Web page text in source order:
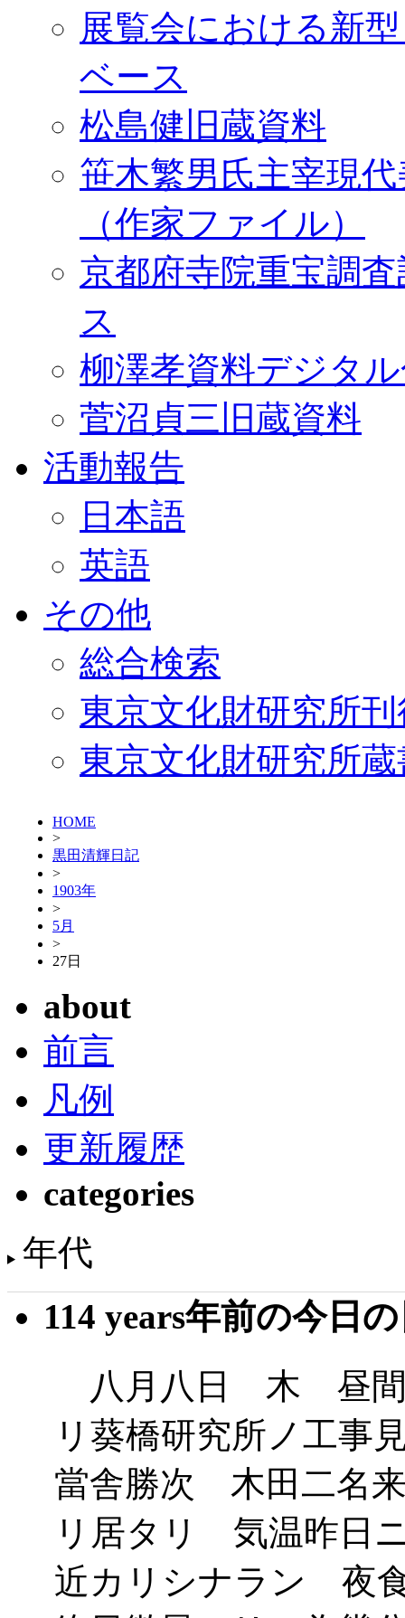
展覧会における新
ベース
松島健旧蔵資料
笹木繁男氏主宰現
（作家ファイル）
京都府寺院重宝調
ス
柳澤孝資料デジタ
菅沼貞三旧蔵資料
活動報告
日本語
英語
その他
総合検索
東京文化財研究所
東京文化財研究所
HOME
>
黒田清輝日記
>
1903年
>
5月
>
27日
about
前言
凡例
更新履歴
categories
年代
114 years年前の今日
八月八日 木 昼間
リ葵橋研究所ノ工事
當舎勝次 木田二名
リ居タリ 気温昨日
近カリシナラン 夜